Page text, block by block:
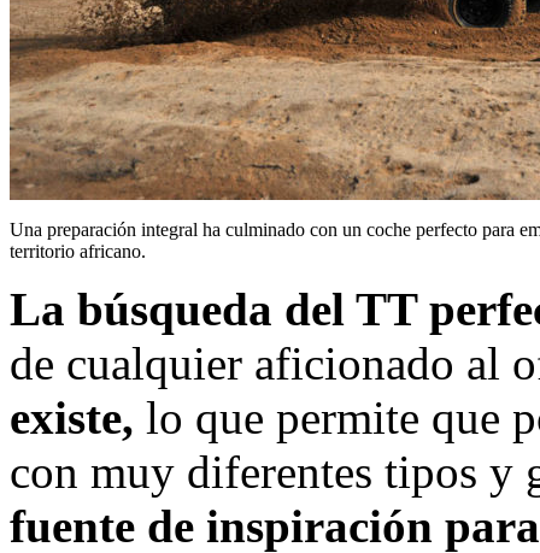
Una preparación integral ha culminado con un coche perfecto para
territorio africano.
La búsqueda del TT
de cualquier aficionado al
existe, lo que permite que
con muy diferentes tipos y
fuente de inspiración